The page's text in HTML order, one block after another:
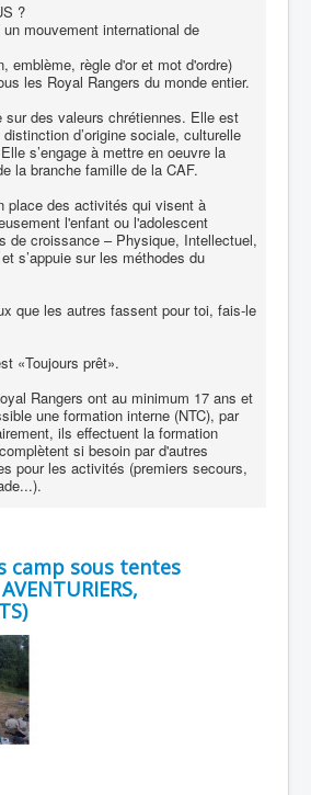
?
mouvement international de
emblème, règle d'or et mot d'ordre)
les Royal Rangers du monde entier.
sur des valeurs chrétiennes. Elle est
d’origine sociale, culturelle
s’engage à mettre en oeuvre la
la branche famille de la CAF.
place des activités qui visent à
l'enfant ou l'adolescent
de croissance – Physique, Intellectuel,
s’appuie sur les méthodes du
que les autres fassent pour toi, fais-le
«Toujours prêt».
Rangers ont au minimum 17 ans et
une formation interne (NTC), par
ils effectuent la formation
si besoin par d'autres
pour les activités (premiers secours,
camp sous tentes